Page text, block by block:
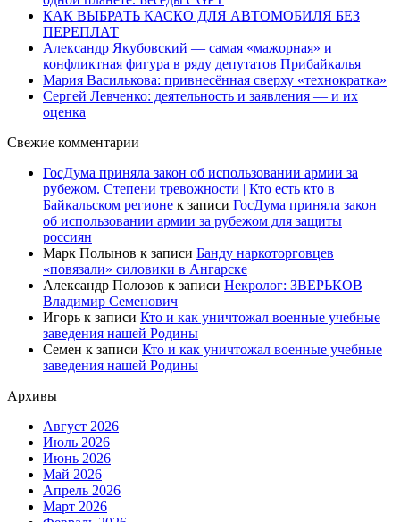
КАК ВЫБРАТЬ КАСКО ДЛЯ АВТОМОБИЛЯ БЕЗ
ПЕРЕПЛАТ
Александр Якубовский — самая «мажорная» и
конфликтная фигура в ряду депутатов Прибайкалья
Мария Василькова: привнесённая сверху «технократка»
Сергей Левченко: деятельность и заявления — и их
оценка
Свежие комментарии
ГосДума приняла закон об использовании армии за
рубежом. Степени тревожности | Кто есть кто в
Байкальском регионе к записи ГосДума приняла закон
об использовании армии за рубежом для защиты
россиян
Марк Полынов к записи Банду наркоторговцев
«повязали» силовики в Ангарске
Александр Полозов к записи Некролог: ЗВЕРЬКОВ
Владимир Семенович
Игорь к записи Кто и как уничтожал военные учебные
заведения нашей Родины
Семен к записи Кто и как уничтожал военные учебные
заведения нашей Родины
Архивы
Август 2026
Июль 2026
Июнь 2026
Май 2026
Апрель 2026
Март 2026